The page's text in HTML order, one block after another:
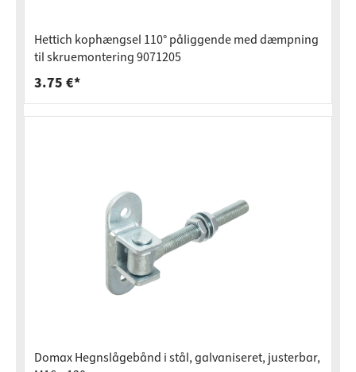
Hettich kophængsel 110° påliggende med dæmpning
til skruemontering 9071205
3.75 €*
Domax Hegnslågebånd i stål, galvaniseret, justerbar,